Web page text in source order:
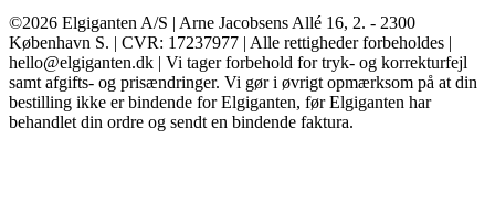
©2026 Elgiganten A/S | Arne Jacobsens Allé 16, 2. - 2300
København S. | CVR: 17237977 | Alle rettigheder forbeholdes |
hello@elgiganten.dk | Vi tager forbehold for tryk- og korrekturfejl
samt afgifts- og prisændringer. Vi gør i øvrigt opmærksom på at din
bestilling ikke er bindende for Elgiganten, før Elgiganten har
behandlet din ordre og sendt en bindende faktura.